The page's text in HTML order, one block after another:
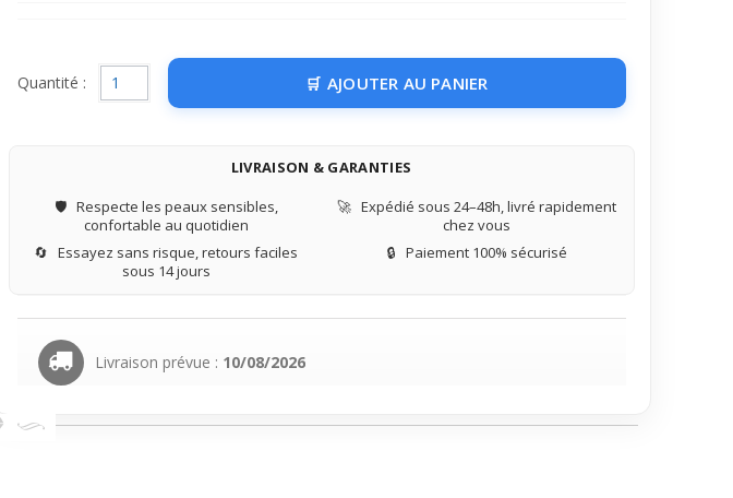
Quantité : AJOUTER AU PANIER
LIVRAISON & GARANTIES
🛡️ Respecte les peaux sensibles,
confortable au quotidien
🚀 Expédié sous 24–48h, livré rapidement
chez vous
🔄 Essayez sans risque, retours faciles
sous 14 jours
🔒 Paiement 100% sécurisé
Livraison prévue : 10/08/2026